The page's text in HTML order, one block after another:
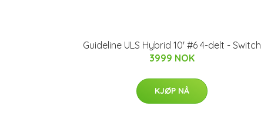
Guideline ULS Hybrid 10' #6 4-delt - Switch
3999 NOK
KJØP NÅ